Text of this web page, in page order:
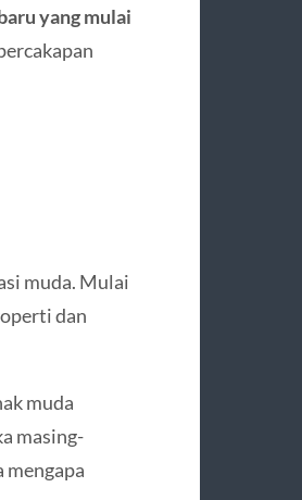
yang mulai
muda. Mulai
dan
muda
masing-
mengapa